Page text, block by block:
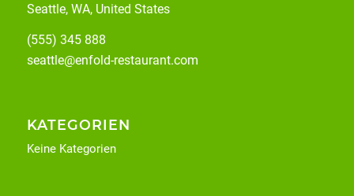
Seattle, WA, United States
(555) 345 888
seattle@enfold-restaurant.com
KATEGORIEN
Keine Kategorien